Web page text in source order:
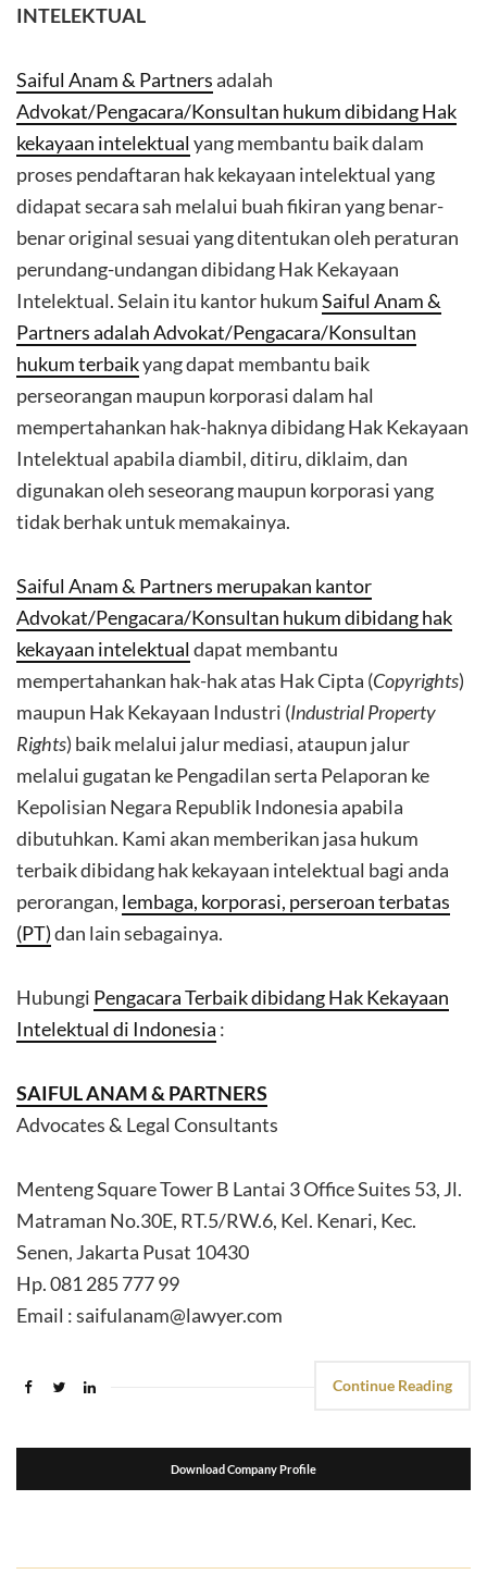
INTELEKTUAL
Saiful Anam & Partnersadalah
Advokat/Pengacara/Konsultan hukum dibidang Hak
kekayaan intelektual yang membantu baik dalam
proses pendaftaran hak kekayaan intelektual yang
didapat secara sah melalui buah fikiran yang benar-
benar original sesuai yang ditentukan oleh peraturan
perundang-undangan dibidang Hak Kekayaan
Intelektual. Selain itu kantor hukumSaiful Anam &
Partners adalah Advokat/Pengacara/Konsultan
hukum terbaikyang dapat membantu baik
perseorangan maupun korporasi dalam hal
mempertahankan hak-haknya dibidang Hak Kekayaan
Intelektual apabila diambil, ditiru, diklaim, dan
digunakan oleh seseorang maupun korporasi yang
tidak berhak untuk memakainya.
Saiful Anam & Partners merupakan kantor
Advokat/Pengacara/Konsultan hukum dibidang hak
kekayaan intelektual dapat membantu
mempertahankan hak-hak atas Hak Cipta (Copyrights)
maupun Hak Kekayaan Industri (Industrial Property
Rights) baik melalui jalur mediasi, ataupun jalur
melalui gugatan ke Pengadilan serta Pelaporan ke
Kepolisian Negara Republik Indonesia apabila
dibutuhkan. Kami akan memberikan jasa hukum
terbaik dibidang hak kekayaan intelektual bagi anda
perorangan, lembaga, korporasi, perseroan terbatas
(PT)dan lain sebagainya.
Hubungi Pengacara Terbaik dibidang Hak Kekayaan
Intelektual di Indonesia :
SAIFUL ANAM & PARTNERS
Advocates & Legal Consultants
Menteng Square Tower B Lantai 3 Office Suites 53, Jl.
Matraman No.30E, RT.5/RW.6, Kel. Kenari, Kec.
Senen, Jakarta Pusat 10430
Hp. 081 285 777 99
Email : saifulanam@lawyer.com
Continue Reading
Download Company Profile